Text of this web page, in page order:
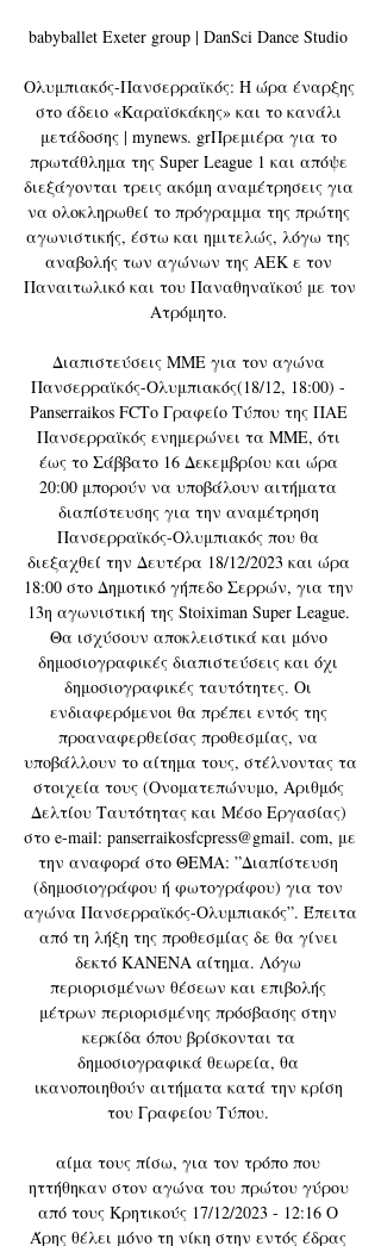
babyballet Exeter group | DanSci Dance Studio
Ολυμπιακός-Πανσερραϊκός: Η ώρα έναρξης
στο άδειο «Καραϊσκάκης» και το κανάλι
μετάδοσης | mynews. grΠρεμιέρα για το
πρωτάθλημα της Super League 1 και απόψε
διεξάγονται τρεις ακόμη αναμέτρησεις για
να ολοκληρωθεί το πρόγραμμα της πρώτης
αγωνιστικής, έστω και ημιτελώς, λόγω της
αναβολής των αγώνων της ΑΕΚ ε τον
Παναιτωλικό και του Παναθηναϊκού με τον
Ατρόμητο.
Διαπιστεύσεις ΜΜΕ για τον αγώνα
Πανσερραϊκός-Ολυμπιακός(18/12, 18:00) -
Panserraikos FCΤο Γραφείο Τύπου της ΠΑΕ
Πανσερραϊκός ενημερώνει τα ΜΜΕ, ότι
έως το Σάββατο 16 Δεκεμβρίου και ώρα
20:00 μπορούν να υποβάλουν αιτήματα
διαπίστευσης για την αναμέτρηση
Πανσερραϊκός-Ολυμπιακός που θα
διεξαχθεί την Δευτέρα 18/12/2023 και ώρα
18:00 στο Δημοτικό γήπεδο Σερρών, για την
13η αγωνιστική της Stoiximan Super League.
Θα ισχύσουν αποκλειστικά και μόνο
δημοσιογραφικές διαπιστεύσεις και όχι
δημοσιογραφικές ταυτότητες. Οι
ενδιαφερόμενοι θα πρέπει εντός της
προαναφερθείσας προθεσμίας, να
υποβάλλουν το αίτημα τους, στέλνοντας τα
στοιχεία τους (Ονοματεπώνυμο, Αριθμός
Δελτίου Ταυτότητας και Μέσο Εργασίας)
στο e-mail: panserraikosfcpress@gmail. com, με
την αναφορά στο ΘΕΜΑ: ”Διαπίστευση
(δημοσιογράφου ή φωτογράφου) για τον
αγώνα Πανσερραϊκός-Ολυμπιακός”. Έπειτα
από τη λήξη της προθεσμίας δε θα γίνει
δεκτό ΚΑΝΕΝΑ αίτημα. Λόγω
περιορισμένων θέσεων και επιβολής
μέτρων περιορισμένης πρόσβασης στην
κερκίδα όπου βρίσκονται τα
δημοσιογραφικά θεωρεία, θα
ικανοποιηθούν αιτήματα κατά την κρίση
του Γραφείου Τύπου.
αίμα τους πίσω, για τον τρόπο που
ηττήθηκαν στον αγώνα του πρώτου γύρου
από τους Κρητικούς 17/12/2023 - 12:16 Ο
Άρης θέλει μόνο τη νίκη στην εντός έδρας